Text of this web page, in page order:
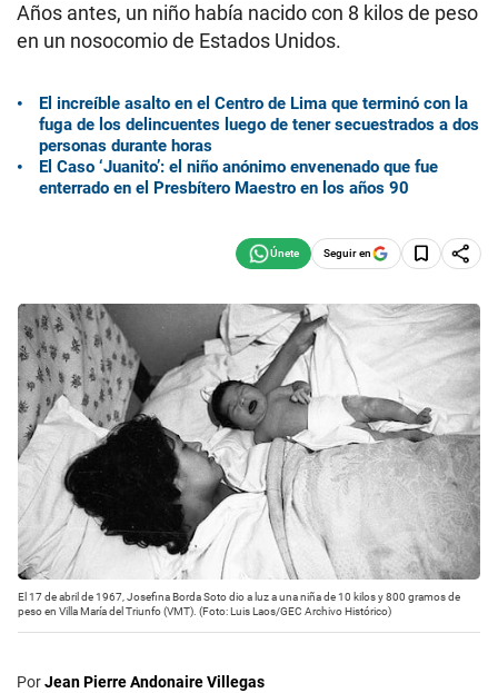
Años antes, un niño había nacido con 8 kilos de peso
en un nosocomio de Estados Unidos.
El increíble asalto en el Centro de Lima que terminó con la
fuga de los delincuentes luego de tener secuestrados a dos
personas durante horas
El Caso ‘Juanito’: el niño anónimo envenenado que fue
enterrado en el Presbítero Maestro en los años 90
Seguir en
El 17 de abril de 1967, Josefina Borda Soto dio a luz a una niña de 10 kilos y 800 gramos de
peso en Villa María del Triunfo (VMT). (Foto: Luis Laos/GEC Archivo Histórico)
PorJean Pierre Andonaire Villegas